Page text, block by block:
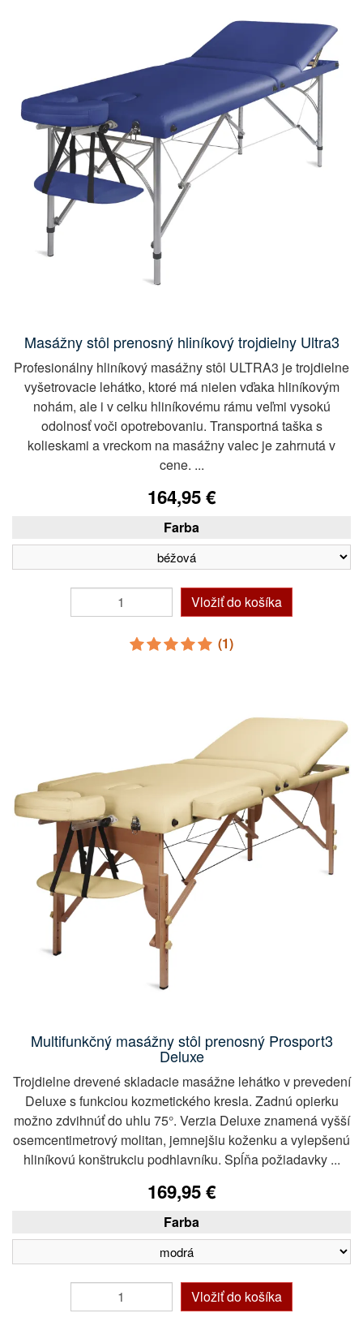
Masážny stôl prenosný hliníkový trojdielny Ultra3
Profesionálny hliníkový masážny stôl ULTRA3 je trojdielne
vyšetrovacie lehátko, ktoré má nielen vďaka hliníkovým
nohám, ale i v celku hliníkovému rámu veľmi vysokú
odolnosť voči opotrebovaniu. Transportná taška s
kolieskami a vreckom na masážny valec je zahrnutá v
cene. ...
164,95 €
Farba
Vložiť do košíka
(1)
Multifunkčný masážny stôl prenosný Prosport3
Deluxe
Trojdielne drevené skladacie masážne lehátko v prevedení
Deluxe s funkciou kozmetického kresla. Zadnú opierku
možno zdvihnúť do uhlu 75°. Verzia Deluxe znamená vyšší
osemcentimetrový molitan, jemnejšiu koženku a vylepšenú
hliníkovú konštrukciu podhlavníku. Spĺňa požiadavky ...
169,95 €
Farba
Vložiť do košíka